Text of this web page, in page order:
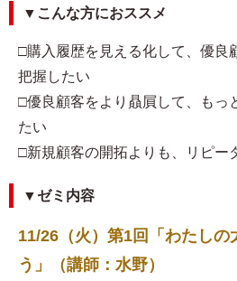
▼こんな方におススメ
□購入履歴を見える化して、優良
把握したい
□優良顧客をより贔屓して、もっ
たい
□新規顧客の開拓よりも、リピー
▼ゼミ内容
11/26（火）第1回「わたしの
う」（講師：水野）